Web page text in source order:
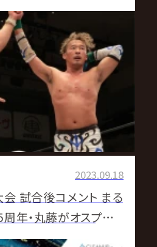
2023.09.18
試合後コメント まる
・丸藤がオスプレイ
ペン目指す」